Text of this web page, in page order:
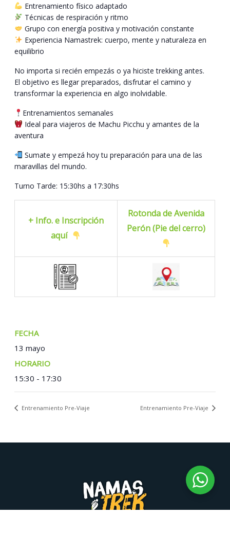
Entrenamiento físico adaptado
Técnicas de respiración y ritmo
Grupo con energía positiva y motivación constante
Experiencia Namastrek: cuerpo, mente y naturaleza en
equilibrio
No importa si recién empezás o ya hiciste trekking antes.
El objetivo es llegar preparados, disfrutar el camino y
transformar la experiencia en algo inolvidable.
Entrenamientos semanales
Ideal para viajeros de Machu Picchu y amantes de la
aventura
Sumate y empezá hoy tu preparación para una de las
maravillas del mundo.
Turno Tarde: 15:30hs a 17:30hs
+ Info. e Inscripción
aquí
Rotonda de Avenida
Perón (Pie del cerro)
FECHA:
13 mayo
15:30 - 17:30
Entrenamiento Pre-Viaje Entrenamiento Pre-Viaje